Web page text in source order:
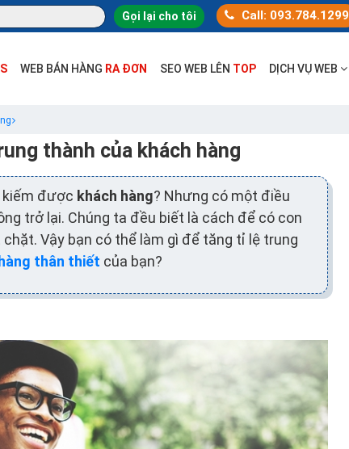
Gọi lại cho tôi Call: 093.784.1299
WEB BÁN HÀNG RA ĐƠN SEO WEB LÊN TOP DỊCH VỤ WEB
thành của khách hàng
kiếm được khách hàng? Nhưng có một điều
trở lại. Chúng ta đều biết là cách để có con
Vậy bạn có thể làm gì để tăng tỉ lệ trung
thân thiết của bạn?